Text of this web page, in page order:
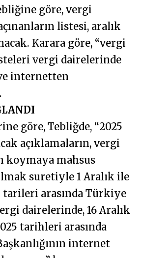
göre, vergi
listesi, aralık
Karara göre, “vergi
vergi dairelerinde
internetten
göre, Tebliğde, “2025
açıklamaların, vergi
koymaya mahsus
suretiyle 1 Aralık ile
tarileri arasında Türkiye
dairelerinde, 16 Aralık
tarihleri arasında
internet